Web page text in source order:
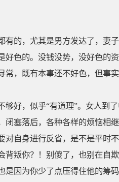
有的，尤其是男方发达了，妻
好色的。没钱没势，没好色的
常，既有本事还不好色，但事
够好，似乎“有道理”。女人到
闭塞落后，各种各样的烦恼相
对自身进行反省，是不是平时
背叛你？！别傻了，也别在自
也是因为你少了点压得住他